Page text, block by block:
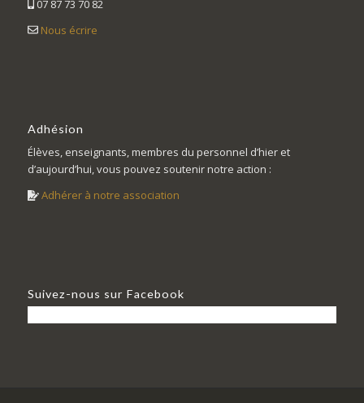
07 87 73 70 82
Nous écrire
Adhésion
Élèves, enseignants, membres du personnel d’hier et
d’aujourd’hui, vous pouvez soutenir notre action :
Adhérer à notre association
Suivez-nous sur Facebook